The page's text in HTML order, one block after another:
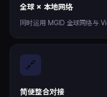
全球 × 本地网络
同时运用 MGID 全球网络与
🔗
简便整合对接